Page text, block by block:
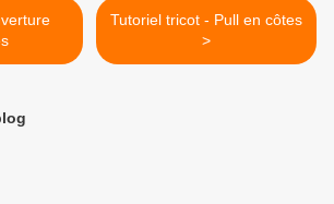
Tutoriel tricot - Pull en côtes
>